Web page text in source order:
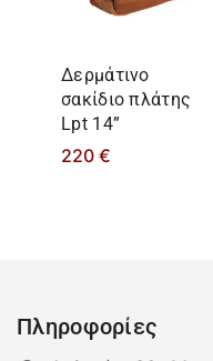
Δερμάτινο
σακίδιο πλάτης
Lpt 14”
220 €
Πληροφορίες